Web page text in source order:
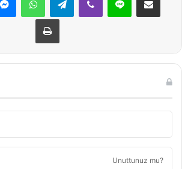
Yazdır
Unuttunuz mu?